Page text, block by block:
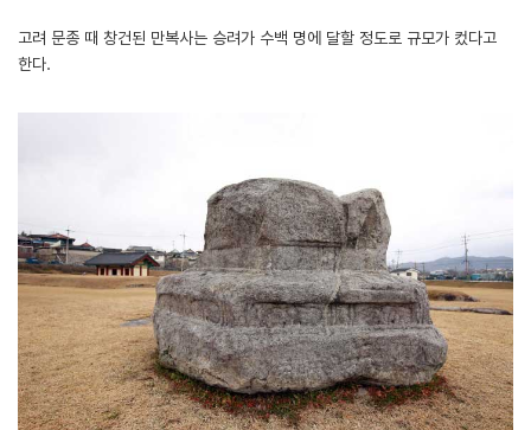
고려 문종 때 창건된 만복사는 승려가 수백 명에 달할 정도로 규모가 컸다고
한다.